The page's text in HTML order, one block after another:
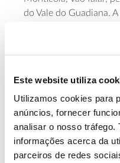
Este website utiliza
Utilizamos cookies para
anúncios, fornecer
analisar o nosso tráfego.
informações acerca da
parceiros de redes
do Vale do Guadiana.
Instituto da
Florestas, Direção
Cogestão de Áreas
Saiba mais sobre
13.07.2026